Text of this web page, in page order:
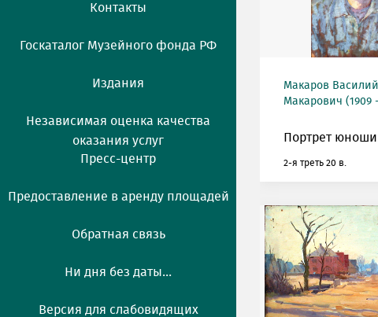
Контакты
Госкаталог Музейного фонда РФ
Издания
Независимая оценка качества
оказания услуг
Пресс-центр
Предоставление в аренду площадей
Обратная связь
Ни дня без даты...
Версия для слабовидящих
Макаров Василий
Макарович (1909
Портрет
2-я треть 20 в.